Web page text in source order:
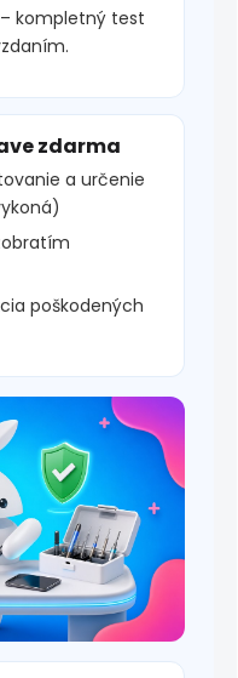
– kompletný test
zdarma
a určenie
poškodených